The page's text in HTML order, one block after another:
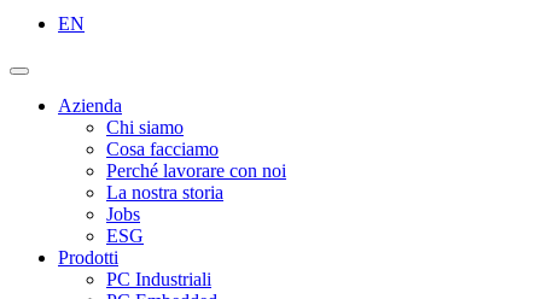
EN
Azienda
Chi siamo
Cosa facciamo
Perché lavorare con noi
La nostra storia
Jobs
ESG
Prodotti
PC Industriali